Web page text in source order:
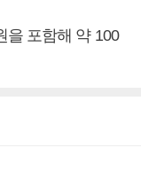
을 포함해 약 100